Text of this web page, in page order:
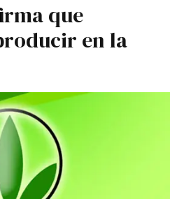
que
en la